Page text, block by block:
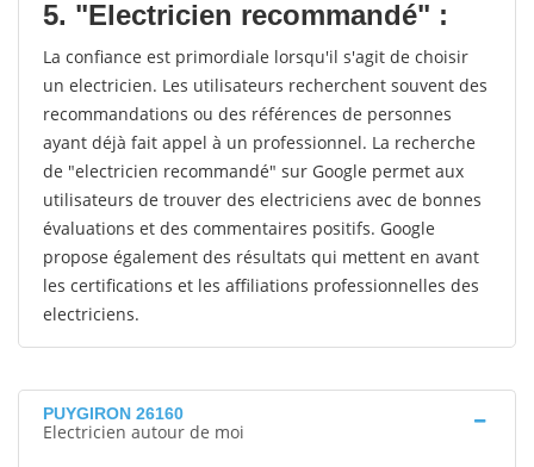
5. "Electricien recommandé" :
La confiance est primordiale lorsqu'il s'agit de choisir
un electricien. Les utilisateurs recherchent souvent des
recommandations ou des références de personnes
ayant déjà fait appel à un professionnel. La recherche
de "electricien recommandé" sur Google permet aux
utilisateurs de trouver des electriciens avec de bonnes
évaluations et des commentaires positifs. Google
propose également des résultats qui mettent en avant
les certifications et les affiliations professionnelles des
electriciens.
PUYGIRON 26160
Electricien autour de moi